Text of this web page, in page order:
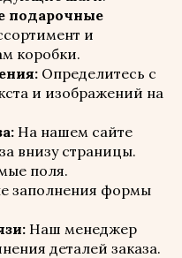
подарочные
и
коробки.
Определитесь с
и изображений на
На нашем сайте
внизу страницы.
поля.
заполнения формы
Наш менеджер
деталей заказа.